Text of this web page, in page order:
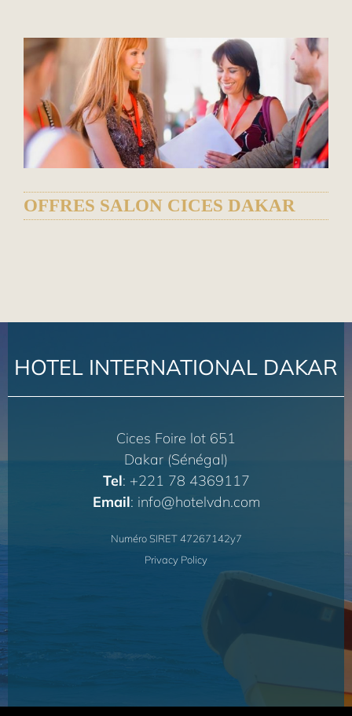
OFFRES SALON CICES DAKAR
HOTEL INTERNATIONAL DAKAR
Cices Foire lot 651
Dakar (Sénégal)
Tel: +221 78 4369117
Email: info@hotelvdn.com
Numéro SIRET 47267142y7
Privacy Policy